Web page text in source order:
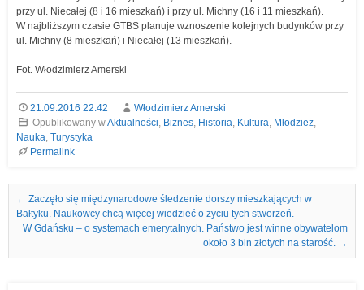
przy ul. Niecałej (8 i 16 mieszkań) i przy ul. Michny (16 i 11 mieszkań).
W najbliższym czasie GTBS planuje wznoszenie kolejnych budynków przy
ul. Michny (8 mieszkań) i Niecałej (13 mieszkań).
Fot. Włodzimierz Amerski
21.09.2016 22:42
Włodzimierz Amerski
Opublikowany wAktualności, Biznes, Historia, Kultura, Młodzież,
Nauka, Turystyka
Permalink
Nawigacja we wpisach
← Zaczęło się międzynarodowe śledzenie dorszy mieszkających w
Bałtyku. Naukowcy chcą więcej wiedzieć o życiu tych stworzeń.
W Gdańsku – o systemach emerytalnych. Państwo jest winne obywatelom
około 3 bln złotych na starość. →